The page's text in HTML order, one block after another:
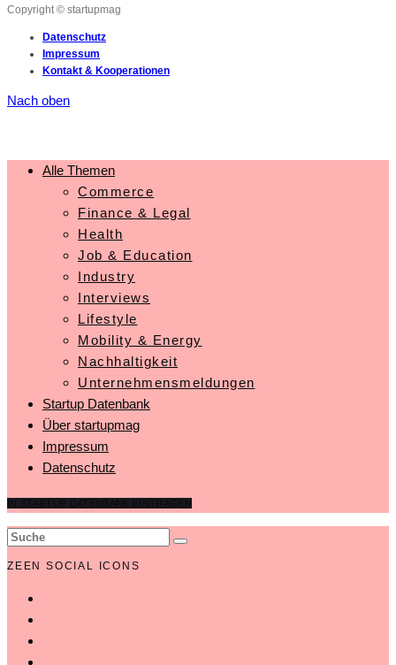
Copyright © startupmag
Datenschutz
Impressum
Kontakt & Kooperationen
Nach oben
Alle Themen
Commerce
Finance & Legal
Health
Job & Education
Industry
Interviews
Lifestyle
Mobility & Energy
Nachhaltigkeit
Unternehmensmeldungen
Startup Datenbank
Über startupmag
Impressum
Datenschutz
ZEEN SOCIAL ICONS